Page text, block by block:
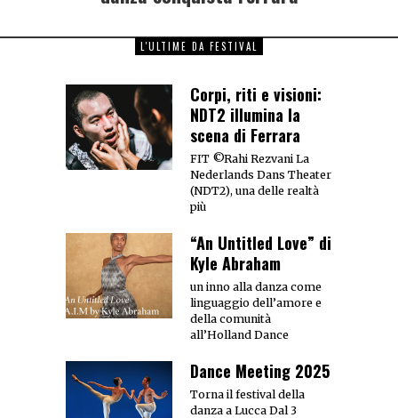
L'ULTIME DA FESTIVAL
Corpi, riti e visioni:
NDT2 illumina la
scena di Ferrara
FIT ©Rahi Rezvani La
Nederlands Dans Theater
(NDT2), una delle realtà
più
“An Untitled Love” di
Kyle Abraham
un inno alla danza come
linguaggio dell’amore e
della comunità
all’Holland Dance
Dance Meeting 2025
Torna il festival della
danza a Lucca Dal 3